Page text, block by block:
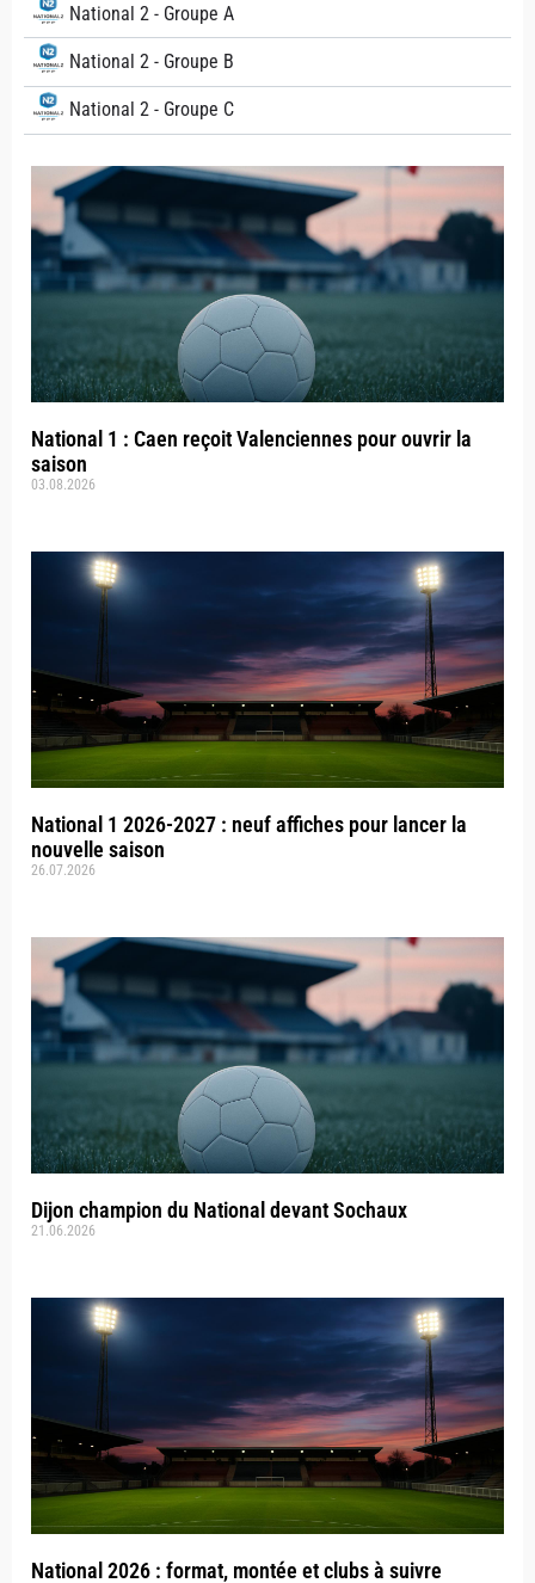
National 2 - Groupe A
National 2 - Groupe B
National 2 - Groupe C
National 1 : Caen reçoit Valenciennes pour ouvrir la
saison
03.08.2026
National 1 2026-2027 : neuf affiches pour lancer la
nouvelle saison
26.07.2026
Dijon champion du National devant Sochaux
21.06.2026
National 2026 : format, montée et clubs à suivre